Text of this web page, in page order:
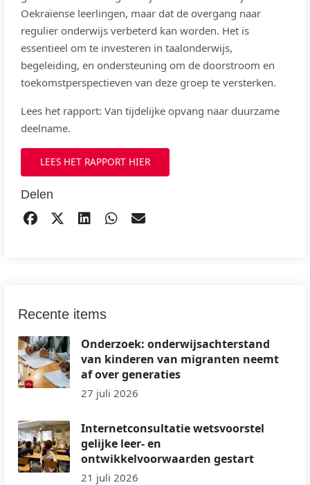
Oekraïense leerlingen, maar dat de overgang naar
regulier onderwijs verbeterd kan worden. Het is
essentieel om te investeren in taalonderwijs,
begeleiding, en ondersteuning om de doorstroom en
toekomstperspectieven van deze groep te versterken.
Lees het rapport: Van tijdelijke opvang naar duurzame
deelname.
LEES HET RAPPORT HIER
Delen
DELEN OP FACEBOOK
TWEETDELEN OP LINKEDIN
DELEN OP WHATSAPP
Recente items
Onderzoek: onderwijsachterstand
van kinderen van migranten neemt
af over generaties
27 juli 2026
Internetconsultatie wetsvoorstel
gelijke leer- en
ontwikkelvoorwaarden gestart
21 juli 2026